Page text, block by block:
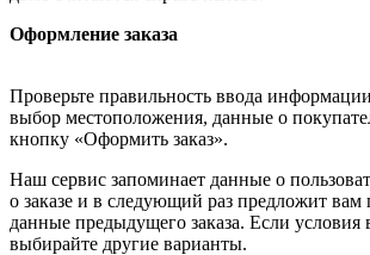
Оформление заказа
Проверьте правильность ввода
выбор местоположения, данные о
кнопку «Оформить заказ».
Наш сервис запоминает данные о
о заказе и в следующий раз предложит вам
данные предыдущего заказа. Если условия
выбирайте другие варианты.